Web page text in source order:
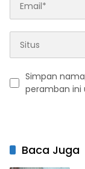
Simpan
peramban ini
Baca Juga